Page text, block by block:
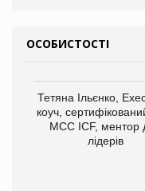
ОСОБИСТОСТІ
Тетяна Ільєнко,
коуч,
МСС ICF, ментор
лідерів